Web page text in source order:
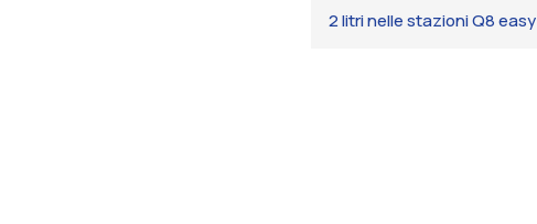
2 litri nelle stazioni Q8 easy